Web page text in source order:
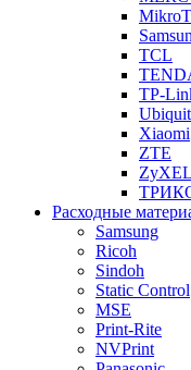
TCL
TP-
Xiaomi
ZTE
ZyXEL
Расходные
Samsung
Ricoh
Sindoh
Static Control
MSE
Print-Rite
NVPrint